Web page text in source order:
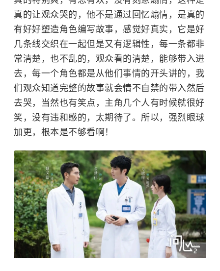
真的让观众哭的，他不是通过回忆煽情，是真的
有好好塑造角色编写故事，感觉好真实，它是好
几条线交织在一起但是又有逻辑性，每一条都非
常清楚，也不乱的，观众看的清楚，能够带入进
去，每一个角色都是从他们事情的开头讲的，我
们观众知道完整的故事就会情不自禁的带入然后
去哭，当然也有笑点，主角几个人有时候就很好
笑，没有违和感的，太期待了。所以，强烈眼球
加更，根本是不够看啊！